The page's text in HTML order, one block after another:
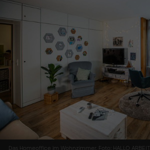
Das Homeoffice im Wohnzimmer. Foto: HALLO ARBEIT